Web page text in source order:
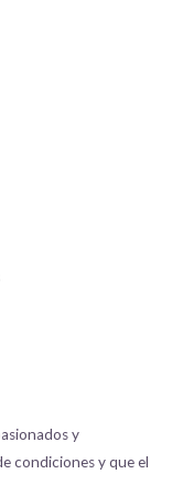
y
condiciones y que el